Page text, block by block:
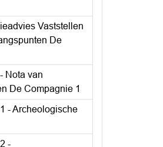
Vaststellen
De
Nota van
De Compagnie 1
- Archeologische
-